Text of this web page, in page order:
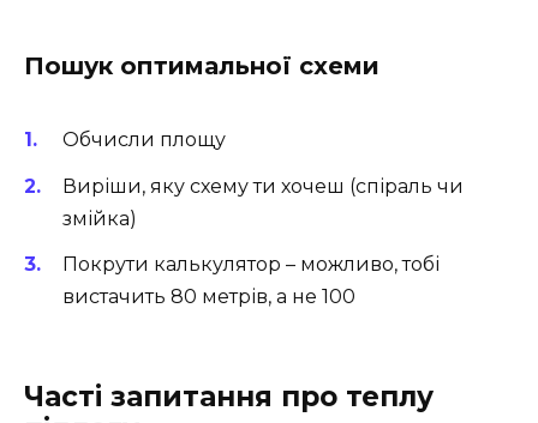
Пошук оптимальної схеми
Обчисли площу
Виріши, яку схему ти хочеш (спіраль чи
змійка)
Покрути калькулятор – можливо, тобі
вистачить 80 метрів, а не 100
Часті запитання про теплу